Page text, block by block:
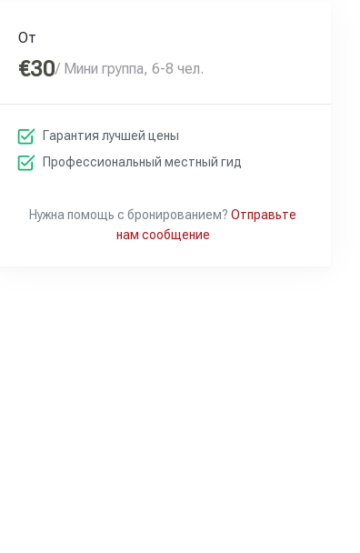
От
€30/ Мини группа, 6-8 чел.
Гарантия лучшей цены
Профессиональный местный гид
Нужна помощь с бронированием? Отправьте
нам сообщение